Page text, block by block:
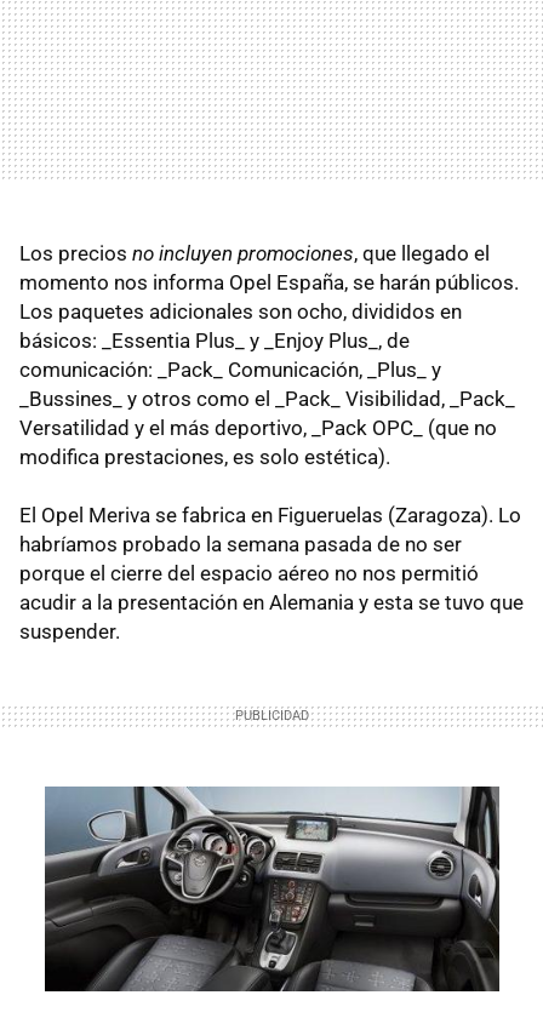
Los precios no incluyen promociones, que llegado el
momento nos informa Opel España, se harán públicos.
Los paquetes adicionales son ocho, divididos en
básicos: _Essentia Plus_ y _Enjoy Plus_, de
comunicación: _Pack_ Comunicación, _Plus_ y
_Bussines_ y otros como el _Pack_ Visibilidad, _Pack_
Versatilidad y el más deportivo, _Pack OPC_ (que no
modifica prestaciones, es solo estética).
El Opel Meriva se fabrica en Figueruelas (Zaragoza). Lo
habríamos probado la semana pasada de no ser
porque el cierre del espacio aéreo no nos permitió
acudir a la presentación en Alemania y esta se tuvo que
suspender.